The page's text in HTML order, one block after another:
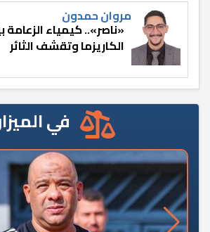
مروان حمدون
«ناصر».. كيمياء الزعامة
الكاريزما وتقشف الثائر
في